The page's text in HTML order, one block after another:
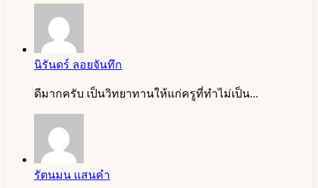
นิรันดร์ ลอยจันทึก
ดีมากครับ เป็นวิทยาทานให้แก่ครูที่ทำไม่เป็น...
รัตนมน แสนคำ